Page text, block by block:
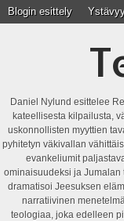
Blogin esittely
Daniel Nylund esittelee
kateellisesta kilpailusta,
uskonnollisten myyttien
pyhitetyn väkivallan
evankeliumit
ominaisuudeksi ja Jumalan
dramatisoi Jeesuksen
narratiivinen
teologiaa, joka edelleen